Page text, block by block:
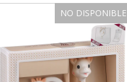
NO DISPONIBLE